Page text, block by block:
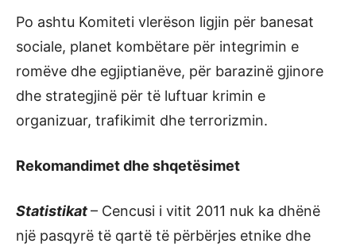
Po ashtu Komiteti vlerëson ligjin për banesat
sociale, planet kombëtare për integrimin e
romëve dhe egjiptianëve, për barazinë gjinore
dhe strategjinë për të luftuar krimin e
organizuar, trafikimit dhe terrorizmin.
Rekomandimet dhe shqetësimet
Statistikat– Cencusi i vitit 2011 nuk ka dhënë
një pasqyrë të qartë të përbërjes etnike dhe